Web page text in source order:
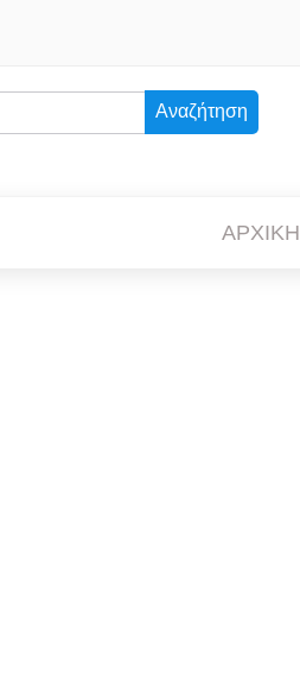
Αναζήτηση
ΑΡΧΙΚΗ